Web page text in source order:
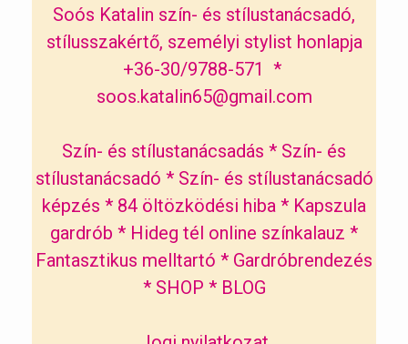
Soós Katalin szín- és stílustanácsadó,
stílusszakértő, személyi stylist honlapja
+36-30/9788-571 *
soos.katalin65@gmail.com
Szín- és stílustanácsadás * Szín- és
stílustanácsadó * Szín- és stílustanácsadó
képzés * 84 öltözködési hiba * Kapszula
gardrób * Hideg tél online színkalauz *
Fantasztikus melltartó * Gardróbrendezés
* SHOP * BLOG